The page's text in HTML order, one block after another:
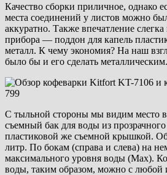
Качество сборки приличное, однако
места соединений у листов можно
аккуратно. Также впечатление
прибора — поддон для капель
металл. К чему экономия? На наш
было бы и его сделать металлическим.
С тыльной стороны мы видим место
съемный бак для воды из прозрачного
пластиковой же съемной крышкой.
литр. По бокам (справа и слева) на
максимального уровня воды (Max).
воды, таким образом, можно с любой